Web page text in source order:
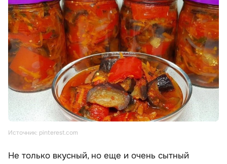
Источник: pinterest.com
Не только вкусный, но еще и очень сытный